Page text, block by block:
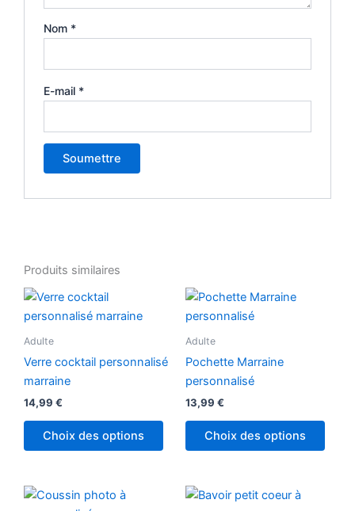
Nom *
E-mail *
Produits similaires
Adulte
Verre cocktail personnalisé
marraine
14,99 €
Choix des options
Adulte
Pochette Marraine
personnalisé
13,99 €
Choix des options